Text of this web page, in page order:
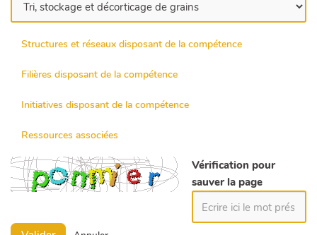
Structures et réseaux disposant de la compétence
Filières disposant de la compétence
Initiatives disposant de la compétence
Ressources associées
Vérification pour
sauver la page